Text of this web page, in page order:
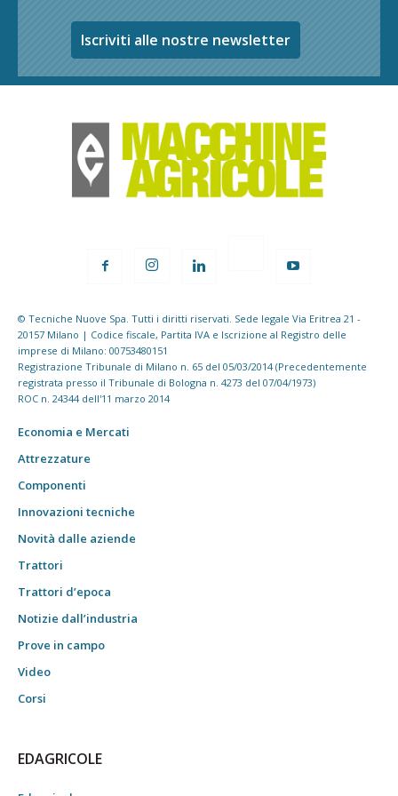
Iscriviti alle nostre newsletter
© Tecniche Nuove Spa. Tutti i diritti riservati. Sede legale Via Eritrea 21 -
20157 Milano | Codice fiscale, Partita IVA e Iscrizione al Registro delle
imprese di Milano: 00753480151
Registrazione Tribunale di Milano n. 65 del 05/03/2014 (Precedentemente
registrata presso il Tribunale di Bologna n. 4273 del 07/04/1973)
ROC n. 24344 dell'11 marzo 2014
Economia e Mercati
Attrezzature
Componenti
Innovazioni tecniche
Novità dalle aziende
Trattori
Trattori d’epoca
Notizie dall’industria
Prove in campo
Video
Corsi
EDAGRICOLE